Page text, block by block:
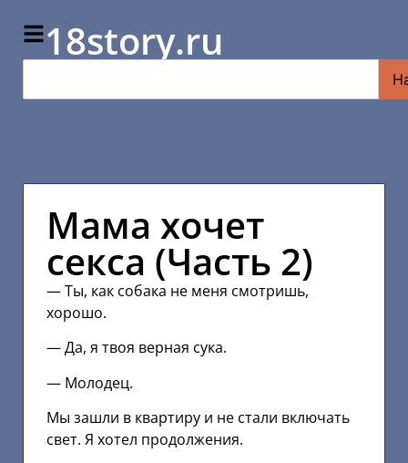
18story.ru
Мама хочет
секса (Часть 2)
— Ты, как собака не меня смотришь,
хорошо.
— Да, я твоя верная сука.
— Молодец.
Мы зашли в квартиру и не стали включать
свет. Я хотел продолжения.